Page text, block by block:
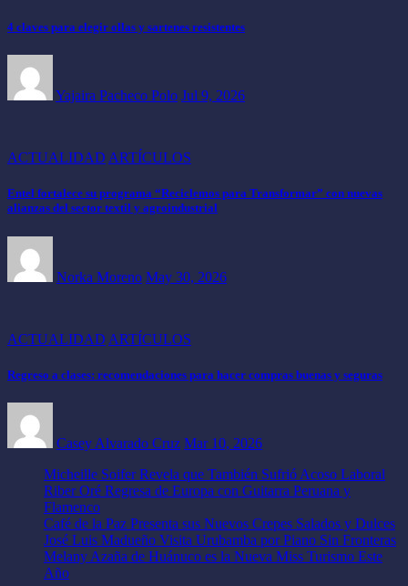
4 claves para elegir ollas y sartenes resistentes
Yajaira Pacheco Polo Jul 9, 2026
ACTUALIDAD ARTÍCULOS
Entel fortalece su programa “Reciclemos para Transformar” con nuevas
alianzas del sector textil y agroindustrial
Norka Moreno May 30, 2026
ACTUALIDAD ARTÍCULOS
Regreso a clases: recomendaciones para hacer compras buenas y seguras
Casey Alvarado Cruz Mar 10, 2026
Micheille Soifer Revela que También Sufrió Acoso Laboral
Riber Oré Regresa de Europa con Guitarra Peruana y
Flamenco
Café de la Paz Presenta sus Nuevos Crepes Salados y Dulces
José Luis Madueño Visita Urubamba por Piano Sin Fronteras
Melany Azaña de Huánuco es la Nueva Miss Turismo Este
Año